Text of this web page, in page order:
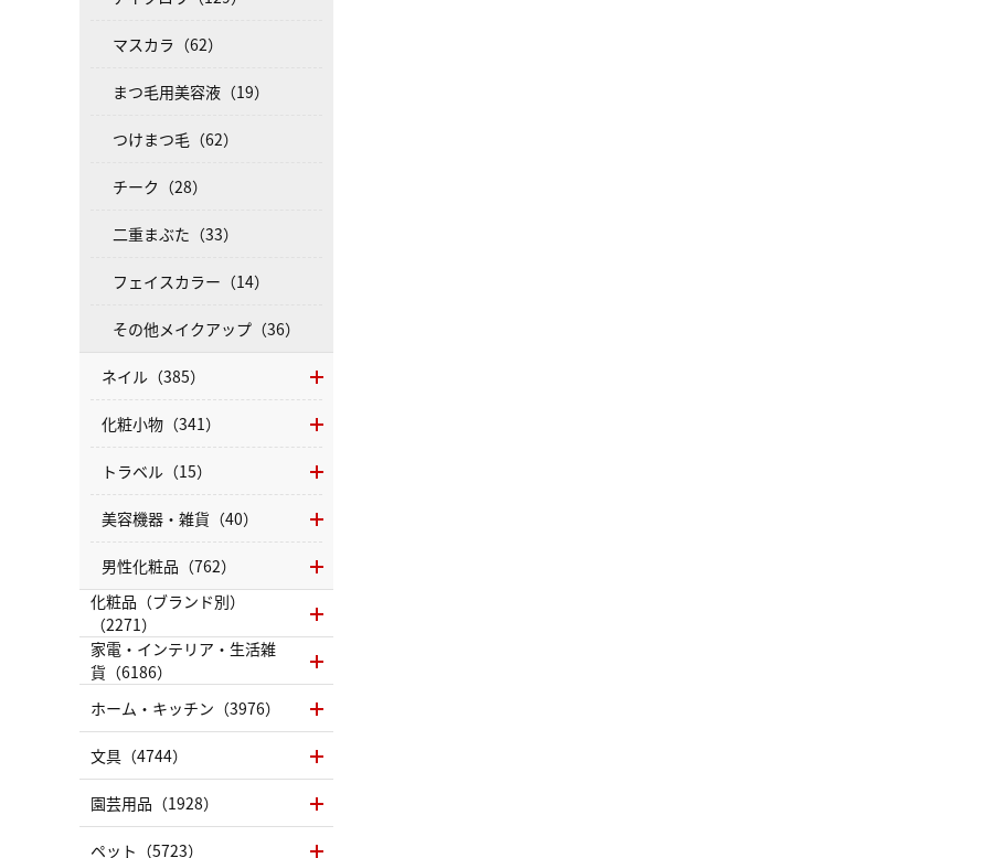
マスカラ（62）
まつ毛用美容液（19）
つけまつ毛（62）
チーク（28）
二重まぶた（33）
フェイスカラー（14）
その他メイクアップ（36）
ネイル（385）
化粧小物（341）
トラベル（15）
美容機器・雑貨（40）
男性化粧品（762）
化粧品（ブランド別）
（2271）
家電・インテリア・生活雑
貨（6186）
ホーム・キッチン（3976）
文具（4744）
園芸用品（1928）
ペット（5723）